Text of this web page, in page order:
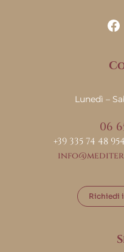
Lunedì –
06
+39 335 74 48 954
Richiedi